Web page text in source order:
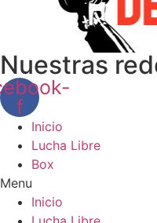
Nuestras
f
Inicio
Lucha Libre
Box
Menu
Inicio